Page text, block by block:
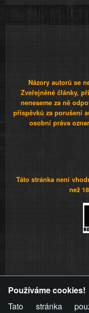
Názory autorů se
Zveřejněné články,
neneseme za ně
příspěvků za porušení
osobní práva
Táto stránka není
než
videa a komentáře.
stránky týče, ani
Používáme cookies!
Tato stránka